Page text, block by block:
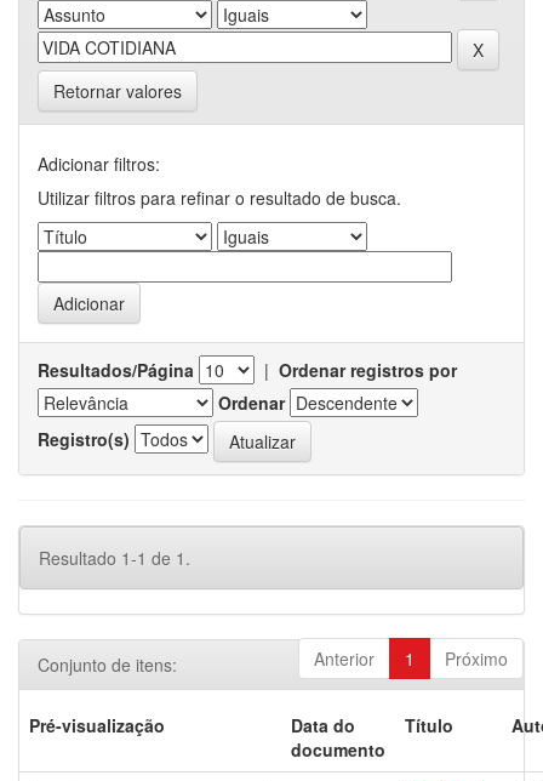
Retornar valores
Adicionar filtros:
Utilizar filtros para refinar o resultado de busca.
Resultados/Página | Ordenar registros por
Ordenar
Registro(s)
Resultado 1-1 de 1.
Anterior 1 Próximo
Conjunto de itens:
Pré-visualização
Data do
documento
Título